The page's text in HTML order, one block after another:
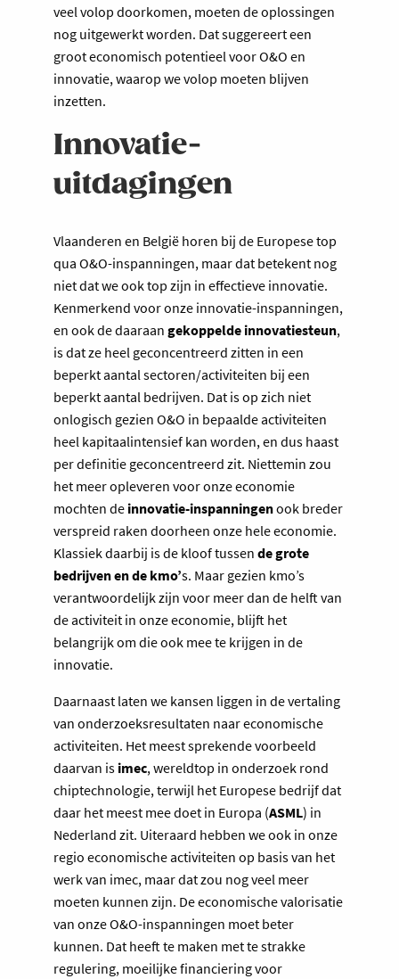
veel volop doorkomen, moeten de oplossingen
nog uitgewerkt worden. Dat suggereert een
groot economisch potentieel voor O&O en
innovatie, waarop we volop moeten blijven
inzetten.
Innovatie-
uitdagingen
Vlaanderen en België horen bij de Europese top
qua O&O-inspanningen, maar dat betekent nog
niet dat we ook top zijn in effectieve innovatie.
Kenmerkend voor onze innovatie-inspanningen,
en ook de daaraan gekoppelde innovatiesteun,
is dat ze heel geconcentreerd zitten in een
beperkt aantal sectoren/activiteiten bij een
beperkt aantal bedrijven. Dat is op zich niet
onlogisch gezien O&O in bepaalde activiteiten
heel kapitaalintensief kan worden, en dus haast
per definitie geconcentreerd zit. Niettemin zou
het meer opleveren voor onze economie
mochten de innovatie-inspanningenook breder
verspreid raken doorheen onze hele economie.
Klassiek daarbij is de kloof tussen de grote
bedrijven en de kmo’s. Maar gezien kmo’s
verantwoordelijk zijn voor meer dan de helft van
de activiteit in onze economie, blijft het
belangrijk om die ook mee te krijgen in de
innovatie.
Daarnaast laten we kansen liggen in de vertaling
van onderzoeksresultaten naar economische
activiteiten. Het meest sprekende voorbeeld
daarvan is imec, wereldtop in onderzoek rond
chiptechnologie, terwijl het Europese bedrijf dat
daar het meest mee doet in Europa (ASML) in
Nederland zit. Uiteraard hebben we ook in onze
regio economische activiteiten op basis van het
werk van imec, maar dat zou nog veel meer
moeten kunnen zijn. De economische valorisatie
van onze O&O-inspanningen moet beter
kunnen. Dat heeft te maken met te strakke
regulering, moeilijke financiering voor